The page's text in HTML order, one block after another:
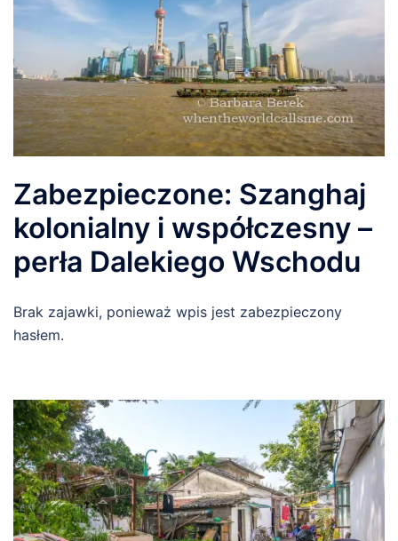
Zabezpieczone: Szanghaj
kolonialny i współczesny –
perła Dalekiego Wschodu
Brak zajawki, ponieważ wpis jest zabezpieczony
hasłem.